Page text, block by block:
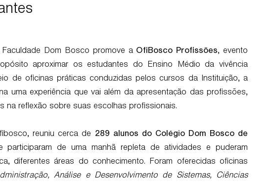
Dom Bosco promove a OfiBosco Profissões, evento
aproximar os estudantes do Ensino Médio da vivência
de oficinas práticas conduzidas pelos cursos da Instituição, a
uma experiência que vai além da apresentação das profissões,
na reflexão sobre suas escolhas profissionais.
reuniu cerca de 289 alunos do Colégio Dom Bosco de
participaram de uma manhã repleta de atividades e puderam
diferentes áreas do conhecimento. Foram oferecidas oficinas
Análise e Desenvolvimento de Sistemas, Ciências